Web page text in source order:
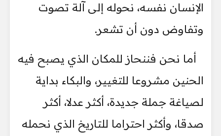
الإنسان نفسه، نحوله إلى آلة تصوت
وتفاوض دون أن تشعر.
أما نحن فننحاز للمكان الذي يصبح فيه
الحنين مشروعا للتغيير، والبكاء بداية
لصياغة جملة جديدة، أكثر عدلا، أكثر
صدقا، وأكثر احتراما للتاريخ الذي نحمله